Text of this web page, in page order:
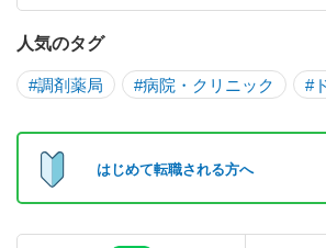
人気のタグ
#調剤薬局 #病院・クリニック #
はじめて転職される方へ